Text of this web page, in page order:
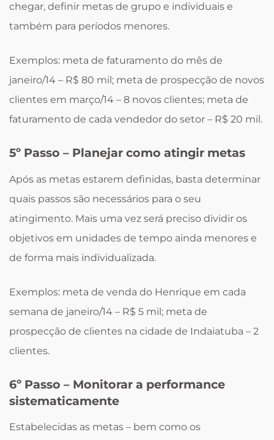
chegar, definir metas de grupo e individuais e
também para períodos menores.
Exemplos: meta de faturamento do mês de
janeiro/14 – R$ 80 mil; meta de prospecção de novos
clientes em março/14 – 8 novos clientes; meta de
faturamento de cada vendedor do setor – R$ 20 mil.
5º Passo – Planejar como atingir metas
Após as metas estarem definidas, basta determinar
quais passos são necessários para o seu
atingimento. Mais uma vez será preciso dividir os
objetivos em unidades de tempo ainda menores e
de forma mais individualizada.
Exemplos: meta de venda do Henrique em cada
semana de janeiro/14 – R$ 5 mil; meta de
prospecção de clientes na cidade de Indaiatuba – 2
clientes.
6º Passo – Monitorar a performance
sistematicamente
Estabelecidas as metas – bem como os